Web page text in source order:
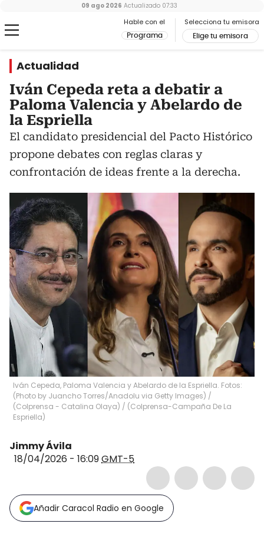
Hable con el
Programa
Selecciona tu emisora
Elige tu emisora
09 ago 2026 Actualizado 07:33
Actualidad
Iván Cepeda reta a debatir a
Paloma Valencia y Abelardo de
la Espriella
El candidato presidencial del Pacto Histórico
propone debates con reglas claras y
confrontación de ideas frente a la derecha.
Iván Cepeda, Paloma Valencia y Abelardo de la Espriella. Fotos:
(Photo by Juancho Torres/Anadolu via Getty Images) /
(Colprensa - Catalina Olaya) / (Colprensa-Campaña De La
Espriella)
Jimmy Ávila
18/04/2026 - 16:09GMT-5
Añadir Caracol Radio en Google